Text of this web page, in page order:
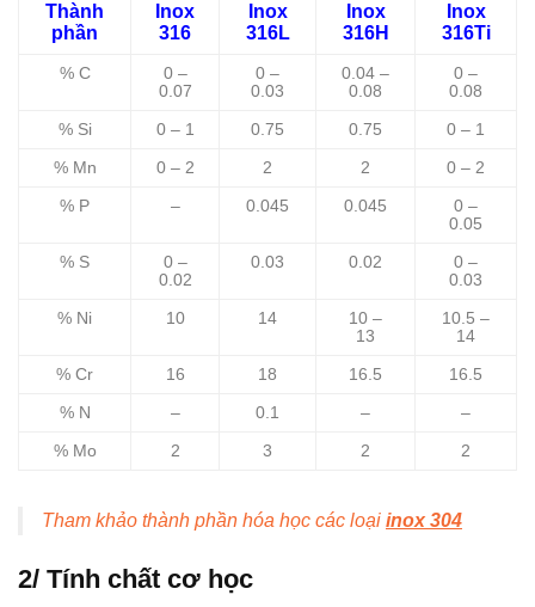
Thành
phần
Inox
316
Inox
316L
Inox
316H
Inox
316Ti
% C
0 –
0.07
0 –
0.03
0.04 –
0.08
0 –
0.08
% Si 0 – 1 0.75 0.75 0 – 1
% Mn 0 – 2 2 2 0 – 2
% P – 0.045 0.045
0 –
0.05
% S
0 –
0.02
0.03 0.02
0 –
0.03
% Ni 10 14
10 –
13
10.5 –
14
% Cr 16 18 16.5 16.5
% N – 0.1 – –
% Mo 2 3 2 2
Tham khảo thành phần hóa học các loại inox 304
2/ Tính chất cơ học